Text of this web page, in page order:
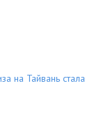
на Тайвань стала